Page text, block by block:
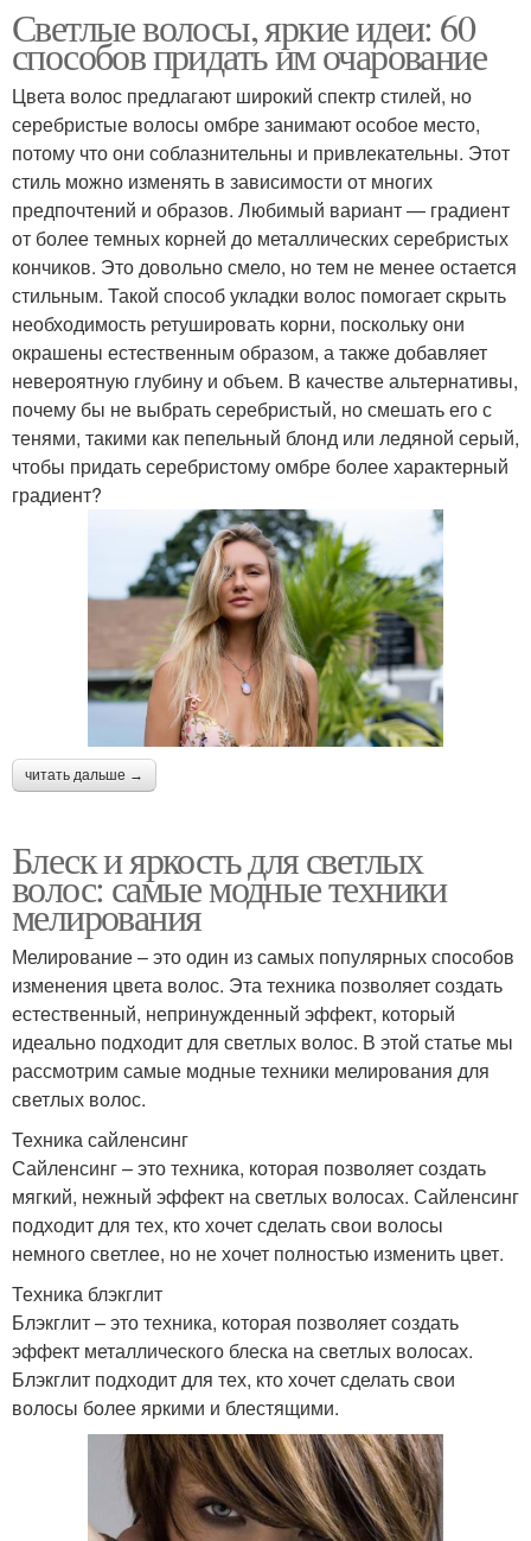
Светлые волосы, яркие идеи: 60
способов придать им очарование
Цвета волос предлагают широкий спектр стилей, но
серебристые волосы омбре занимают особое место,
потому что они соблазнительны и привлекательны. Этот
стиль можно изменять в зависимости от многих
предпочтений и образов. Любимый вариант — градиент
от более темных корней до металлических серебристых
кончиков. Это довольно смело, но тем не менее остается
стильным. Такой способ укладки волос помогает скрыть
необходимость ретушировать корни, поскольку они
окрашены естественным образом, а также добавляет
невероятную глубину и объем. В качестве альтернативы,
почему бы не выбрать серебристый, но смешать его с
тенями, такими как пепельный блонд или ледяной серый,
чтобы придать серебристому омбре более характерный
градиент?
читать дальше →
Блеск и яркость для светлых
волос: самые модные техники
мелирования
Мелирование – это один из самых популярных способов
изменения цвета волос. Эта техника позволяет создать
естественный, непринужденный эффект, который
идеально подходит для светлых волос. В этой статье мы
рассмотрим самые модные техники мелирования для
светлых волос.
Техника сайленсинг
Сайленсинг – это техника, которая позволяет создать
мягкий, нежный эффект на светлых волосах. Сайленсинг
подходит для тех, кто хочет сделать свои волосы
немного светлее, но не хочет полностью изменить цвет.
Техника блэкглит
Блэкглит – это техника, которая позволяет создать
эффект металлического блеска на светлых волосах.
Блэкглит подходит для тех, кто хочет сделать свои
волосы более яркими и блестящими.